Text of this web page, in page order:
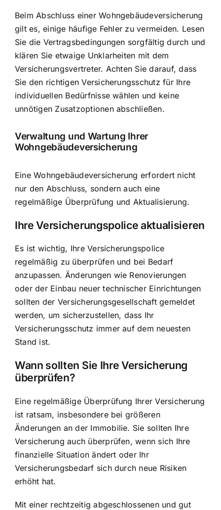
Beim Abschluss einer Wohngebäudeversicherung
gilt es, einige häufige Fehler zu vermeiden. Lesen
Sie die Vertragsbedingungen sorgfältig durch und
klären Sie etwaige Unklarheiten mit dem
Versicherungsvertreter. Achten Sie darauf, dass
Sie den richtigen Versicherungsschutz für Ihre
individuellen Bedürfnisse wählen und keine
unnötigen Zusatzoptionen abschließen.
Verwaltung und Wartung Ihrer
Wohngebäudeversicherung
Eine Wohngebäudeversicherung erfordert nicht
nur den Abschluss, sondern auch eine
regelmäßige Überprüfung und Aktualisierung.
Ihre Versicherungspolice aktualisieren
Es ist wichtig, Ihre Versicherungspolice
regelmäßig zu überprüfen und bei Bedarf
anzupassen. Änderungen wie Renovierungen
oder der Einbau neuer technischer Einrichtungen
sollten der Versicherungsgesellschaft gemeldet
werden, um sicherzustellen, dass Ihr
Versicherungsschutz immer auf dem neuesten
Stand ist.
Wann sollten Sie Ihre Versicherung
überprüfen?
Eine regelmäßige Überprüfung Ihrer Versicherung
ist ratsam, insbesondere bei größeren
Änderungen an der Immobilie. Sie sollten Ihre
Versicherung auch überprüfen, wenn sich Ihre
finanzielle Situation ändert oder Ihr
Versicherungsbedarf sich durch neue Risiken
erhöht hat.
Mit einer rechtzeitig abgeschlossenen und gut